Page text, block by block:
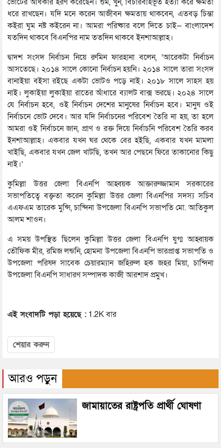
ধরে রাখছেন। যদি মনে করেন আজীবন ক্ষমতায় থাকবেন, এতবড় চিন্তা
কইরা ঘুম নষ্ট কইরেন না। আমরা পরিষ্কার বলে দিতে চাই— বাংলাদেশ
যতদিন থাকবে বিএনপির নাম ততদিন থাকবে ইনশাআল্লাহ।
দ্বাদশ সংসদ নির্বাচন নিয়ে রুমিন ফারহানা বলেন, ‘আরেকটা নির্বাচন
আসতেছে। ২০১৪ সালে কোনো নির্বাচন হয়নি। ২০১৪ সালে তারা সংসদ
বানাইয়া বইসা রইছে একটা ভোটও পড়ে নাই। ২০১৮ সালে সাহস হয়
নাই। লুকাইয়া লুকাইয়া রাতের আঁধারে ব্যালট বাক্স ভরছে। ২০২৪ সালে
যে নির্বাচন হবে, ওই নির্বাচন দেশের মানুষের নির্বাচন হবে। মানুষ ওই
নির্বাচনে ভোট দেবে। আর যদি নির্বাচনের পরিবেশ তৈরি না হয়, তা হলে
আমরা ওই নির্বাচনে জান, প্রাণ ও রক্ত দিয়ে নির্বাচনি পরিবেশ তৈরি করব
ইনশাআল্লাহ। একবার যখন ঘর থেকে বের হইছি, একবার যখন মামলা
খাইছি, একবার যখন জেল খাটছি, তখন আর পেছনে ফিরে তাকানোর কিছু
নাই।’
কুমিল্লা উত্তর জেলা বিএনপি আহ্বয়ক আক্তারুজ্জামান সরকারের
সভাপতিত্বে বক্তৃতা করেন কুমিল্লা উত্তর জেলা বিএনপির সদস্য সচিব
এএফএম তারেক মুন্সি, চান্দিনা উপজেলা বিএনপি সভাপতি মো. আতিকুল
আলম শাওন।
এ সময় উপস্থিত ছিলেন কুমিল্লা উত্তর জেলা বিএনপি যুগ্ম আহ্বায়ক
তৌফিক মীর, রমিজ লন্ডনি, হোমনা উপজেলা বিএনপি ভারপ্রাপ্ত সভাপতি ও
উপজেলা পরিষদ সাবেক চেয়ারম্যান জহিরুল হক জহর মিয়া, চান্দিনা
উপজেলা বিএনপি সাধারণ সম্পাদক কাজী আরশাদ প্রমুখ।
এই সংবাদটি পড়া হয়েছে : 1.2K বার
শেয়ার করুন
আরও পড়ুন
জামায়াতের রাষ্ট্রপতি প্রার্থী ঘোষণা